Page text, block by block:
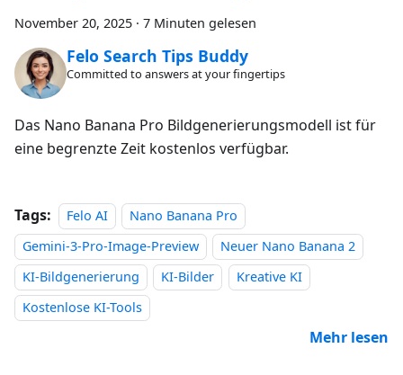
November 20, 2025 · 7 Minuten gelesen
Felo Search Tips Buddy
Committed to answers at your fingertips
Das Nano Banana Pro Bildgenerierungsmodell ist für
eine begrenzte Zeit kostenlos verfügbar.
Tags: Felo AI
Nano Banana Pro
Gemini-3-Pro-Image-Preview
Neuer Nano Banana 2
KI-Bildgenerierung
KI-Bilder
Kreative KI
Kostenlose KI-Tools
Mehr lesen